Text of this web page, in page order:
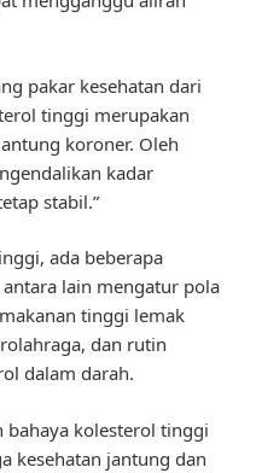
pakar kesehatan dari
tinggi merupakan
koroner. Oleh
kadar
stabil.”
ada beberapa
lain mengatur pola
tinggi lemak
dan rutin
dalam darah.
bahaya kolesterol tinggi
kesehatan jantung dan